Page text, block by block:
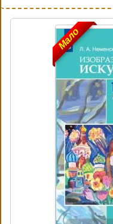
Мало